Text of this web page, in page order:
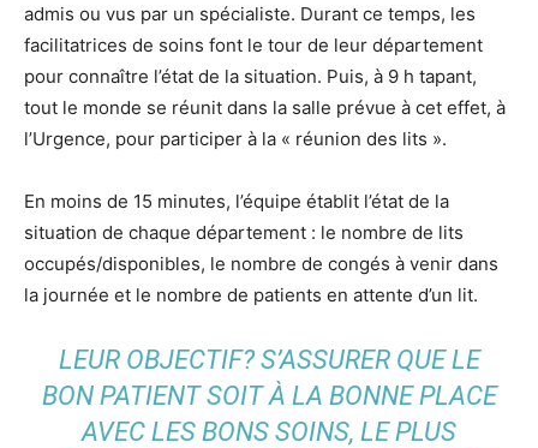
admis ou vus par un spécialiste. Durant ce temps, les
facilitatrices de soins font le tour de leur département
pour connaître l’état de la situation. Puis, à 9 h tapant,
tout le monde se réunit dans la salle prévue à cet effet, à
l’Urgence, pour participer à la « réunion des lits ».
En moins de 15 minutes, l’équipe établit l’état de la
situation de chaque département : le nombre de lits
occupés/disponibles, le nombre de congés à venir dans
la journée et le nombre de patients en attente d’un lit.
LEUR OBJECTIF? S’ASSURER QUE LE
BON PATIENT SOIT À LA BONNE PLACE
AVEC LES BONS SOINS, LE PLUS